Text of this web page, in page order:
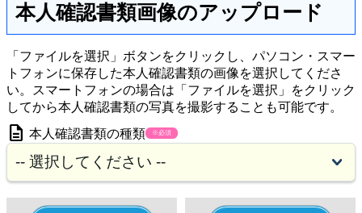
本人確認書類画像のアップロード
「ファイルを選択」ボタンをクリックし、パソコン・スマー
トフォンに保存した本人確認書類の画像を選択してくださ
い。スマートフォンの場合は「ファイルを選択」をクリック
してから本人確認書類の写真を撮影することも可能です。
description 本人確認書類の種類 ※必須